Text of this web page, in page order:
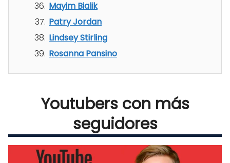
Mayim Bialik
Patry Jordan
Lindsey Stirling
Rosanna Pansino
Youtubers con más
seguidores